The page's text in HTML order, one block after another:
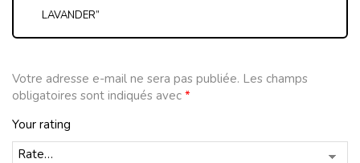
LAVANDER”
Votre adresse e-mail ne sera pas publiée. Les champs
obligatoires sont indiqués avec *
Your rating